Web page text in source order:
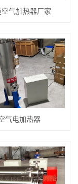
气加热器厂家
气电加热器